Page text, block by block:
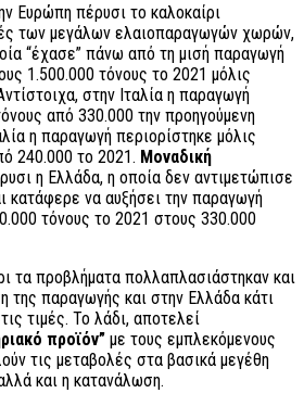
Ευρώπη πέρυσι το καλοκαίρι
των μεγάλων ελαιοπαραγωγών χωρών,
“έχασε” πάνω από τη μισή παραγωγή
1.500.000 τόνους το 2021 μόλις
στην Ιταλία η παραγωγή
από 330.000 την προηγούμενη
η παραγωγή περιορίστηκε μόλις
240.000 το 2021. Μοναδική
η Ελλάδα, η οποία δεν αντιμετώπισε
κατάφερε να αυξήσει την παραγωγή
τόνους το 2021 στους 330.000
τα προβλήματα πολλαπλασιάστηκαν και
της παραγωγής και στην Ελλάδα κάτι
τιμές. Το λάδι, αποτελεί
προϊόν” με τους εμπλεκόμενους
τις μεταβολές στα βασικά μεγέθη
και η κατανάλωση.